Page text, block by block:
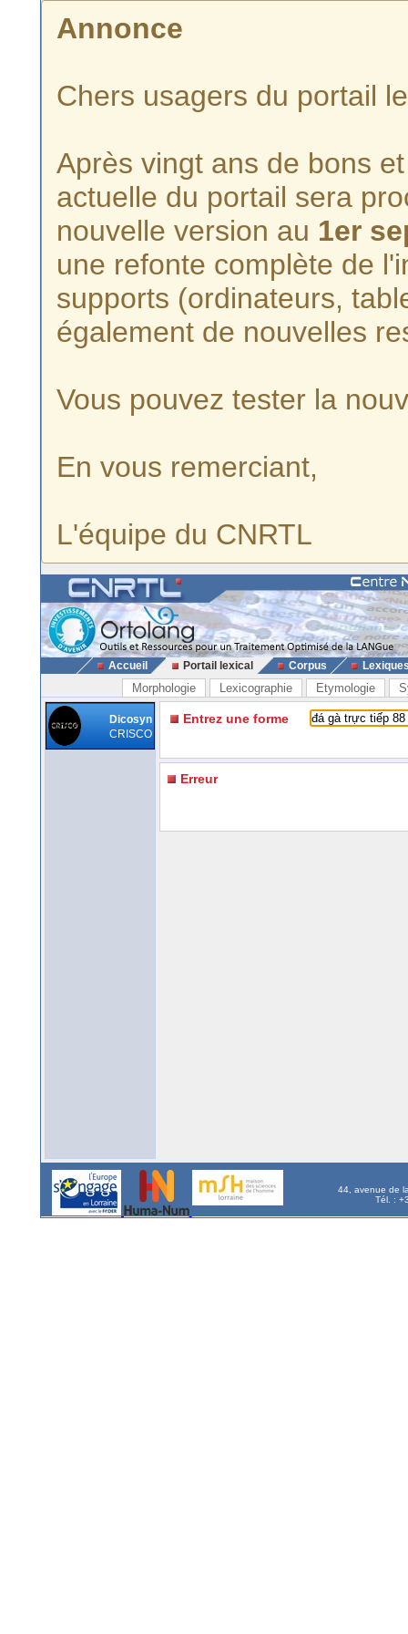
Annonce
Chers usagers du portail
Après vingt ans de bons
actuelle du portail sera
nouvelle version au 1er
une refonte complète de
supports (ordinateurs,
également de nouvelles
Vous pouvez tester la
En vous remerciant,
L'équipe du CNRTL
Accueil Portail lexical Corpus
Morphologie Lexicographie Etymologie
Dicosyn
CRISCO
Entrez une forme
Erreur
44, avenue de
Tél. :